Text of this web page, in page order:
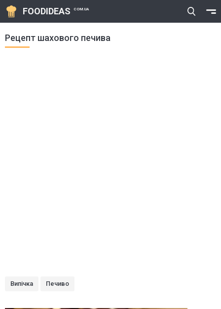
FOODIDEAS COM.UA
Рецепт шахового печива
Випічка Печиво